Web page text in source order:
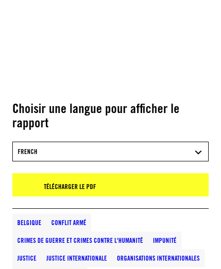
Choisir une langue pour afficher le
rapport
FRENCH
TÉLÉCHARGER LE PDF
BELGIQUE CONFLIT ARMÉ
CRIMES DE GUERRE ET CRIMES CONTRE L'HUMANITÉ IMPUNITÉ
JUSTICE JUSTICE INTERNATIONALE ORGANISATIONS INTERNATIONALES